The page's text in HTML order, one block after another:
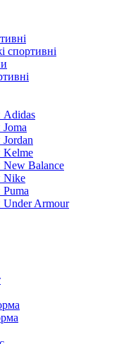
спортивні
Adidas
Kelme
New Balance
Nike
Puma
Under Armour